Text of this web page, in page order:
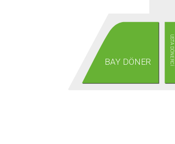
BAY DÖNER USTA DÖNERCİ